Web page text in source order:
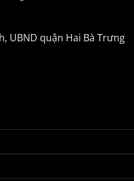
UBND quận Hai Bà Trưng